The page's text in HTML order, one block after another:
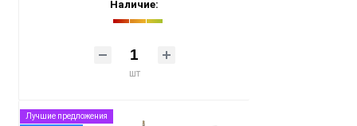
Наличие:
шт
Лучшие предложения